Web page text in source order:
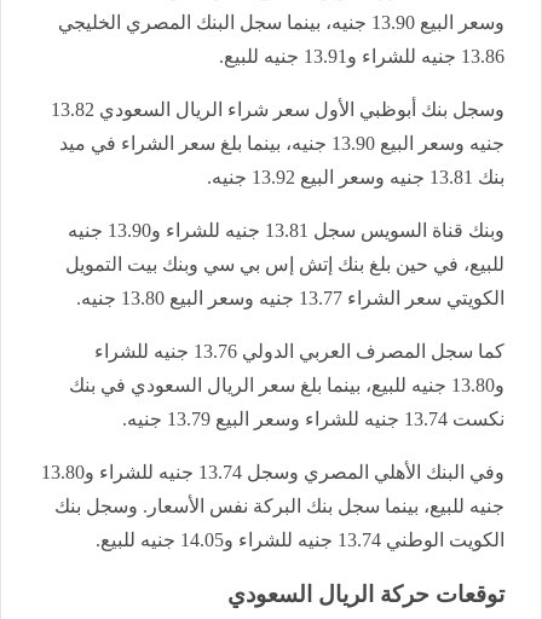
وسعر البيع 13.90 جنيه، بينما سجل البنك المصري الخليجي
13.86 جنيه للشراء و13.91 جنيه للبيع.
وسجل بنك أبوظبي الأول سعر شراء الريال السعودي 13.82
جنيه وسعر البيع 13.90 جنيه، بينما بلغ سعر الشراء في ميد
بنك 13.81 جنيه وسعر البيع 13.92 جنيه.
وبنك قناة السويس سجل 13.81 جنيه للشراء و13.90 جنيه
للبيع، في حين بلغ بنك إتش إس بي سي وبنك بيت التمويل
الكويتي سعر الشراء 13.77 جنيه وسعر البيع 13.80 جنيه.
كما سجل المصرف العربي الدولي 13.76 جنيه للشراء
و13.80 جنيه للبيع، بينما بلغ سعر الريال السعودي في بنك
نكست 13.74 جنيه للشراء وسعر البيع 13.79 جنيه.
وفي البنك الأهلي المصري وسجل 13.74 جنيه للشراء و13.80
جنيه للبيع، بينما سجل بنك البركة نفس الأسعار. وسجل بنك
الكويت الوطني 13.74 جنيه للشراء و14.05 جنيه للبيع.
توقعات حركة الريال السعودي